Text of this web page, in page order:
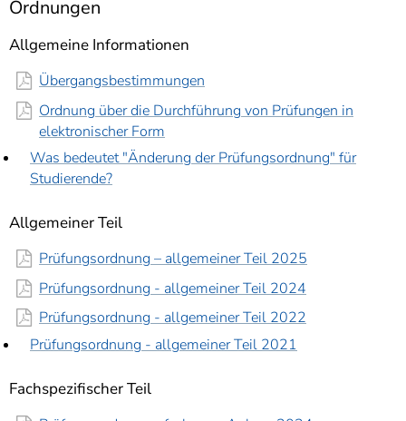
Barrierefreiheit
Ordnungen
Allgemeine Informationen
Übergangsbestimmungen
Ordnung über die Durchführung von Prüfungen in
elektronischer Form
Was bedeutet "Änderung der Prüfungsordnung" für
Studierende?
Allgemeiner Teil
Prüfungsordnung – allgemeiner Teil 2025
Prüfungsordnung - allgemeiner Teil 2024
Prüfungsordnung - allgemeiner Teil 2022
Prüfungsordnung - allgemeiner Teil 2021
Fachspezifischer Teil